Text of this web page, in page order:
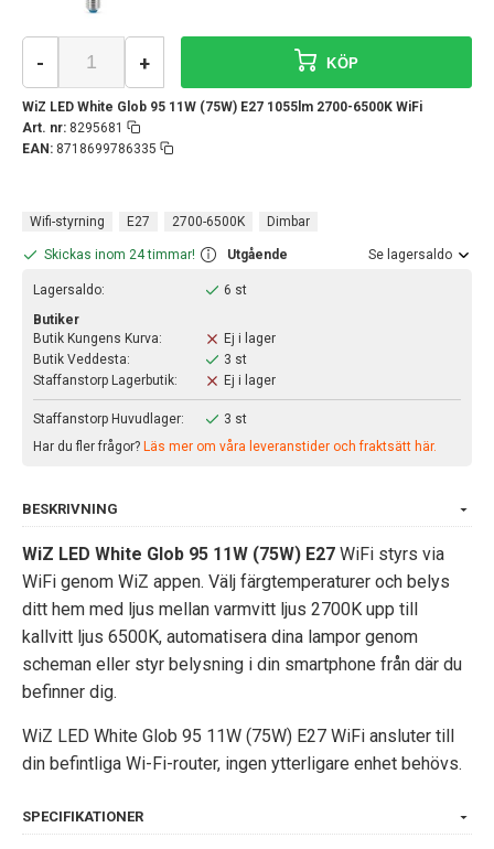
WiZ LED White Glob 95 11W (75W) E27 1055lm 2700-6500K WiFi
Art. nr: 8295681
EAN: 8718699786335
- + KÖP
Wifi-styrning E27 2700-6500K Dimbar
Skickas inom 24 timmar! Utgående Se lagersaldo
Lagersaldo:
6 st
Butiker
Butik Kungens Kurva:
Ej i lager
Butik Veddesta:
3 st
Staffanstorp Lagerbutik:
Ej i lager
Staffanstorp Huvudlager:
3 st
Har du fler frågor? Läs mer om våra leveranstider och fraktsätt här.
BESKRIVNING
WiZ LED White Glob 95 11W (75W) E27 WiFi styrs via
WiFi genom WiZ appen. Välj färgtemperaturer och belys
ditt hem med ljus mellan varmvitt ljus 2700K upp till
kallvitt ljus 6500K, automatisera dina lampor genom
scheman eller styr belysning i din smartphone från där du
befinner dig.
WiZ LED White Glob 95 11W (75W) E27 WiFi ansluter till
din befintliga Wi-Fi-router, ingen ytterligare enhet behövs.
SPECIFIKATIONER